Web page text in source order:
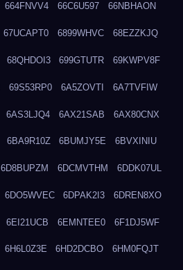
664FNVV4 66C6U597 66NBHAON
67UCAPT0 6899WHVC 68EZZKJQ
68QHDOI3 699GTUTR 69KWPV8F
69S53RP0 6A5ZOVTI 6A7TVFIW
6AS3LJQ4 6AX21SAB 6AX80CNX
6BA9R10Z 6BUMJY5E 6BVXINIU
6D8BUPZM 6DCMVTHM 6DDK07UL
6DO5WVEC 6DPAK2I3 6DREN8XO
6EI21UCB 6EMNTEE0 6F1DJ5WF
6H6L0Z3E 6HD2DCBO 6HM0FQJT